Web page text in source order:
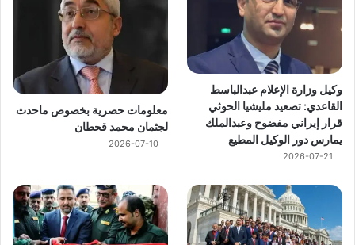
وكيل وزارة الإعلام عبدالباسط
القاعدي: تصعيد مليشيا الحوثي
قرار إيراني مفضوح وعبدالملك
يمارس دور الوكيل المطيع
2026-07-21
معلومات حصرية بخصوص ماحدث
لجثمان محمد قحطان
2026-07-10